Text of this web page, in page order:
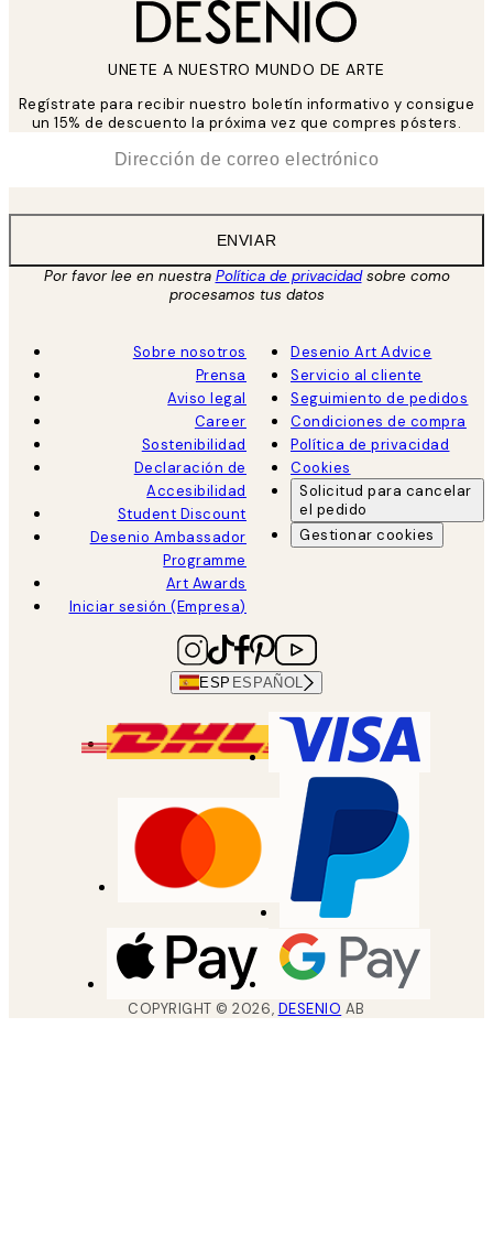
UNETE A NUESTRO MUNDO DE ARTE
Regístrate para recibir nuestro boletín informativo y consigue
un 15% de descuento la próxima vez que compres pósters.
ENVIAR
Por favor lee en nuestra Política de privacidadsobre como
procesamos tus datos
Sobre nosotros
Prensa
Aviso legal
Career
Sostenibilidad
Declaración de
Accesibilidad
Student Discount
Desenio Ambassador
Programme
Art Awards
Iniciar sesión (Empresa)
Desenio Art Advice
Servicio al cliente
Seguimiento de pedidos
Condiciones de compra
Política de privacidad
Cookies
Solicitud para cancelar
el pedido
Gestionar cookies
ESP ESPAÑOL
COPYRIGHT ©2026, DESENIO AB